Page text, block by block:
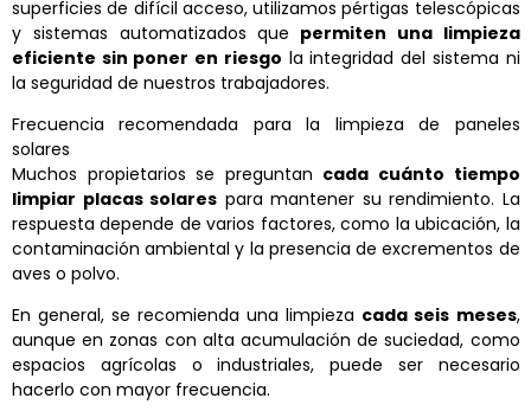
superficies de difícil acceso, utilizamos pértigas telescópicas
y sistemas automatizados que permiten una limpieza
eficiente sin poner en riesgo la integridad del sistema ni
la seguridad de nuestros trabajadores.
Frecuencia recomendada para la limpieza de paneles
solares
Muchos propietarios se preguntan cada cuánto tiempo
limpiar placas solares para mantener su rendimiento. La
respuesta depende de varios factores, como la ubicación, la
contaminación ambiental y la presencia de excrementos de
aves o polvo.
En general, se recomienda una limpieza cada seis meses,
aunque en zonas con alta acumulación de suciedad, como
espacios agrícolas o industriales, puede ser necesario
hacerlo con mayor frecuencia.